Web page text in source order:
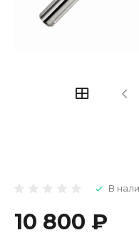
В
10 800 ₽